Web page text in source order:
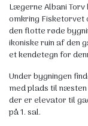
Lægerne Albani
omkring Fisketorvet
den flotte røde
ikoniske ruin af den
et kendetegn for
Under bygningen
med plads til
der er elevator til
på 1. sal.